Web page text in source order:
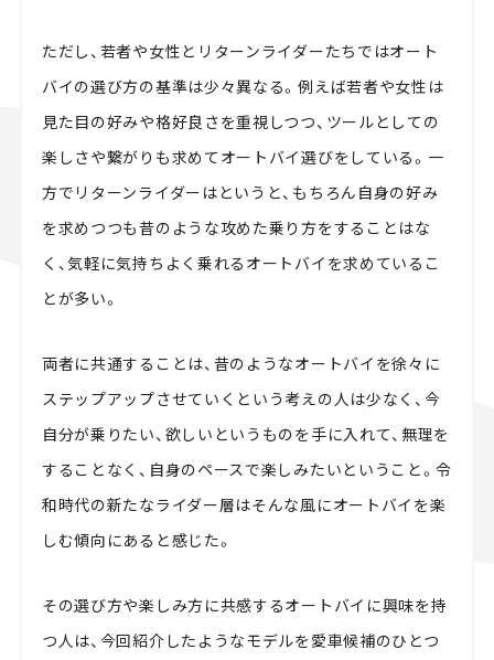
ただし、若者や女性とリターンライダーたちではオート
バイの選び方の基準は少々異なる。例えば若者や女性は
見た目の好みや格好良さを重視しつつ、ツールとしての
楽しさや繋がりも求めてオートバイ選びをしている。一
方でリターンライダーはというと、もちろん自身の好み
を求めつつも昔のような攻めた乗り方をすることはな
く、気軽に気持ちよく乗れるオートバイを求めているこ
とが多い。
両者に共通することは、昔のようなオートバイを徐々に
ステップアップさせていくという考えの人は少なく、今
自分が乗りたい、欲しいというものを手に入れて、無理を
することなく、自身のペースで楽しみたいということ。令
和時代の新たなライダー層はそんな風にオートバイを楽
しむ傾向にあると感じた。
その選び方や楽しみ方に共感するオートバイに興味を持
つ人は、今回紹介したようなモデルを愛車候補のひとつ